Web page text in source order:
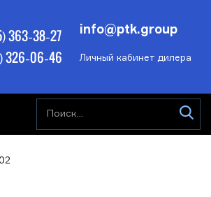
363-38-27
326-06-46 Личный кабинет дилера
info@ptk.group